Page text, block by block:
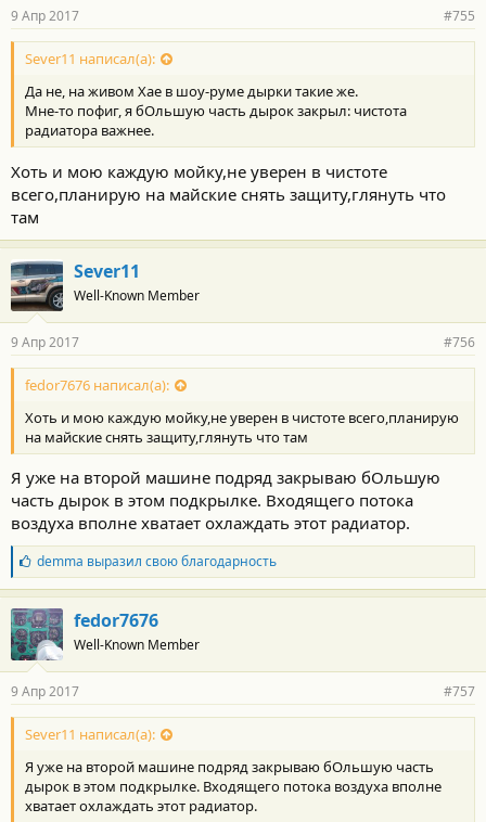
9 Апр 2017 #755
Sever11 написал(а):
Да не, на живом Хае в шоу-руме дырки такие же.
Мне-то пофиг, я бОльшую часть дырок закрыл: чистота
радиатора важнее.
Хоть и мою каждую мойку,не уверен в чистоте
всего,планирую на майские снять защиту,глянуть что
там
Sever11
Well-Known Member
9 Апр 2017 #756
fedor7676 написал(а):
Хоть и мою каждую мойку,не уверен в чистоте всего,планирую
на майские снять защиту,глянуть что там
Я уже на второй машине подряд закрываю бОльшую
часть дырок в этом подкрылке. Входящего потока
воздуха вполне хватает охлаждать этот радиатор.
Б
л
а
г
о
д
а
н
о
с
и
:
demma выразил свою благодарность
fedor7676
Well-Known Member
9 Апр 2017 #757
Sever11 написал(а):
Я уже на второй машине подряд закрываю бОльшую часть
дырок в этом подкрылке. Входящего потока воздуха вполне
хватает охлаждать этот радиатор.